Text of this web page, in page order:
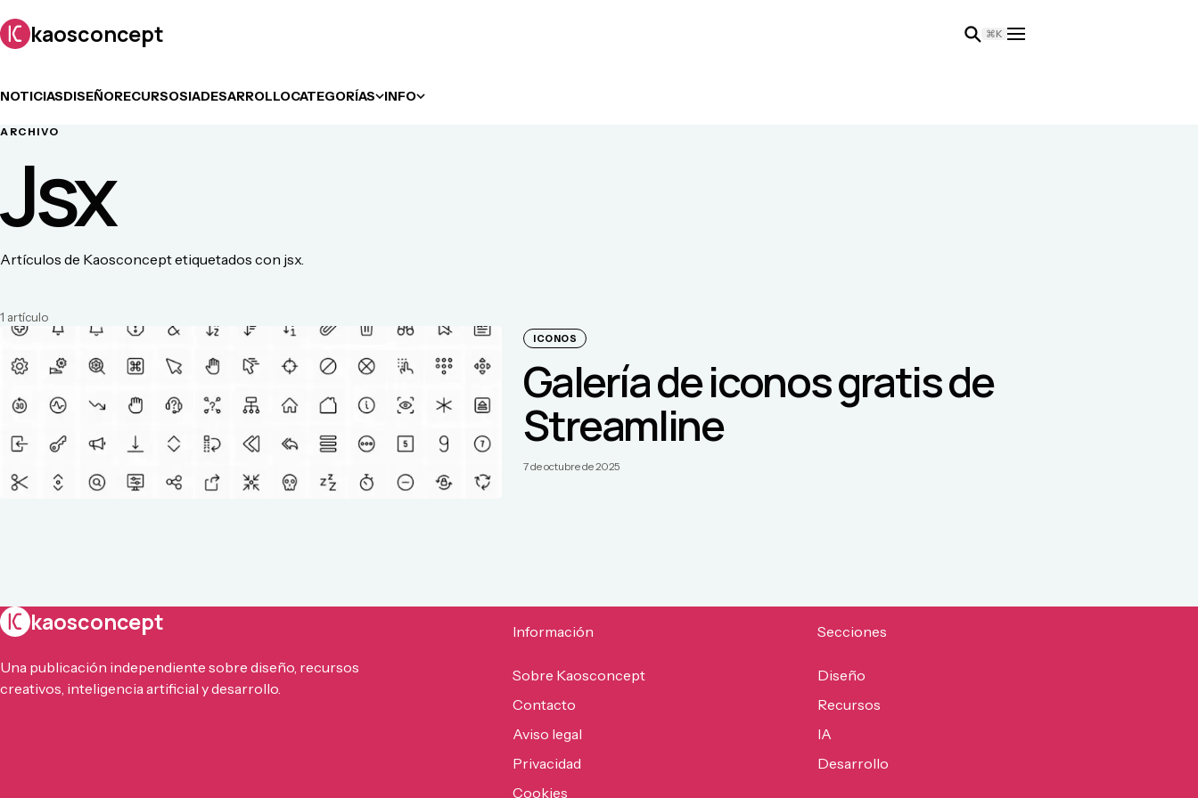
kaosconcept ⌘K
NOTICIASDISEÑORECURSOSIADESARROLLOCATEGORÍAS INFO
ARCHIVO
Jsx
Artículos de Kaosconcept etiquetados con jsx.
1 artículo
ICONOS
Galería de iconos gratis de
Streamline
7 de octubre de 2025
kaosconcept
Una publicación independiente sobre diseño, recursos
creativos, inteligencia artificial y desarrollo.
Información
Sobre Kaosconcept
Contacto
Aviso legal
Privacidad
Cookies
Secciones
Diseño
Recursos
IA
Desarrollo